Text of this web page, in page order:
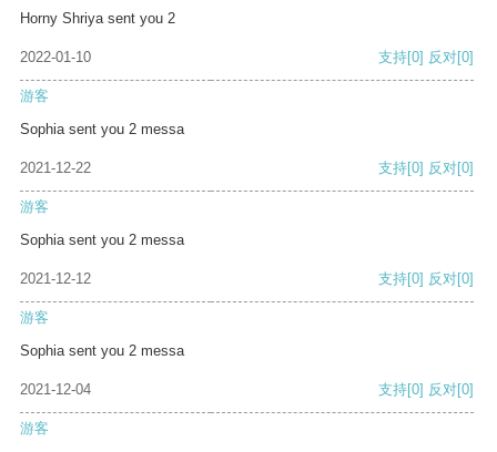
Horny Shriya sent you 2
2022-01-10 支持[0] 反对[0]
游客
Sophia sent you 2 messa
2021-12-22 支持[0] 反对[0]
游客
Sophia sent you 2 messa
2021-12-12 支持[0] 反对[0]
游客
Sophia sent you 2 messa
2021-12-04 支持[0] 反对[0]
游客